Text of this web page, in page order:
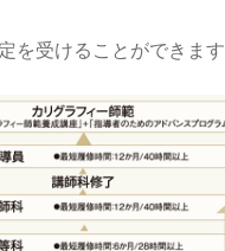
を受けることができます